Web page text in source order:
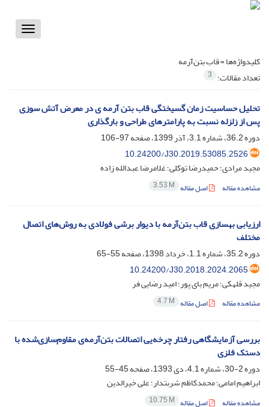
Toggle
کلیدواژه‌ها =قاب بتن‌آرمه
تعداد مقالات: 3
تحلیل حساسیت زمان گسیختگی قاب بتن آرمه ی در معرض آتش سوزی
پس از زلزله نسبت به پارامترهای طراحی و بارگذاری
دوره 36.2، شماره 3.1، آذر 1399، صفحه
97-106
10.24200/J30.2019.53085.2526
مجید مرادی؛ حمیدرضا توکلی؛ غلامرضا عبدالله زاده
مشاهده مقاله اصل مقاله 3.53 M
ارزیابی بهسازی قاب بتن‌آرمه با دیوار برشی فولادی به روش‌های اتصال
مختلف
دوره 35.2، شماره 1.1، خرداد 1398، صفحه
55-65
10.24200/J30.2018.2024.2065
مجید قلهکی؛ مریم بای پور؛ امید رضایی فر
مشاهده مقاله اصل مقاله 4.7 M
بررسی آزمایشگاهی رفتار چرخه‌یی اتصالات بتن‌آرمه‌ی مقاوم‌سازی‌شده با
دستک فلزی
دوره 2-30، شماره 4.1، دی 1393، صفحه
45-55
ابراهیم امامی؛ محمدکاظم شربتدار؛ علی خیرالدین
مشاهده مقاله اصل مقاله 10.75 M